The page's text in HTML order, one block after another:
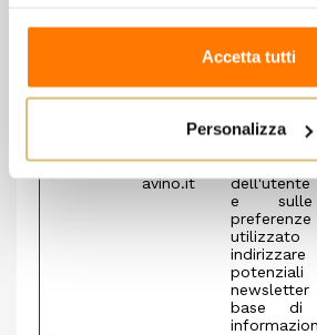
Accetta tutti
Personalizza
traccia
su
canali di
Sendinblu
www.gard
avino.it
Raccoglie
navigazione
e
indirizzare
potenziali
base di